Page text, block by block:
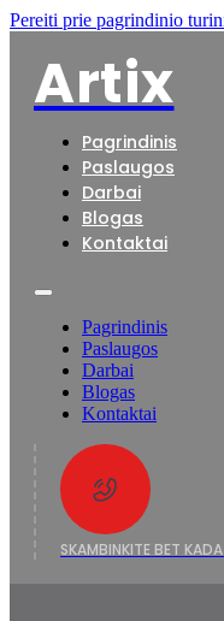
Pereiti prie pagrindinio
Artix
Pagrindinis
Paslaugos
Darbai
Blogas
Kontaktai
Pagrindinis
Paslaugos
Darbai
Blogas
Kontaktai
SKAMBINKITE BET KADA